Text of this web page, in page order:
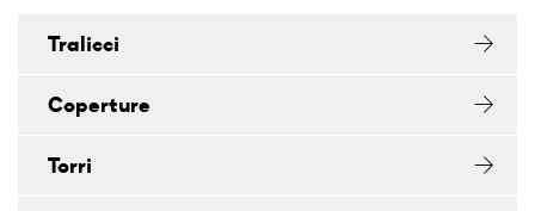
Tralicci
Coperture
Torri